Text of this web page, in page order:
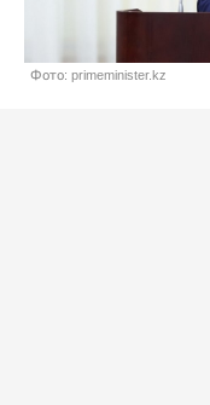
Фото: primeminister.kz